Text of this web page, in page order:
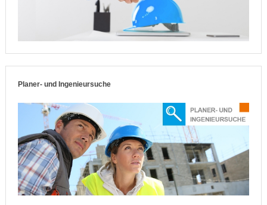
Planer- und Ingenieursuche